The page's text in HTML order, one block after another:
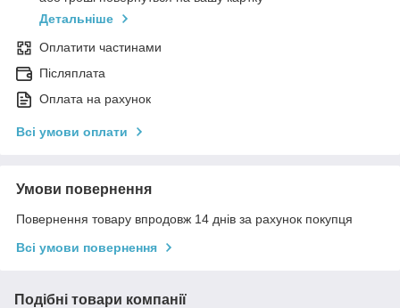
Детальніше
Оплатити частинами
Післяплата
Оплата на рахунок
Всі умови оплати
Умови повернення
Повернення товару впродовж 14 днів за рахунок покупця
Всі умови повернення
Подібні товари компанії